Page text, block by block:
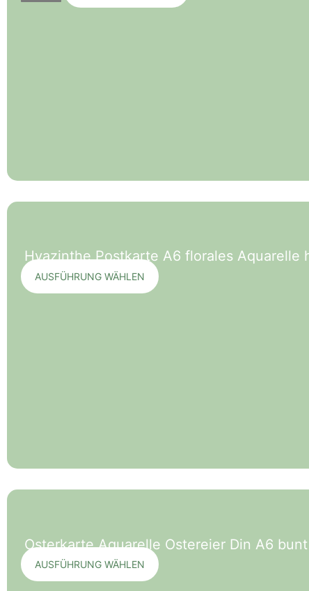
Hyazinthe Postkarte A6 florales
AUSFÜHRUNG WÄHLEN
Osterkarte Aquarelle Ostereier Din A6
AUSFÜHRUNG WÄHLEN